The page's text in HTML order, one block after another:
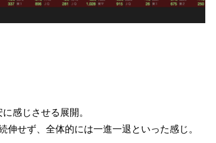
感じさせる展開。
せず、全体的には一進一退といった感じ。